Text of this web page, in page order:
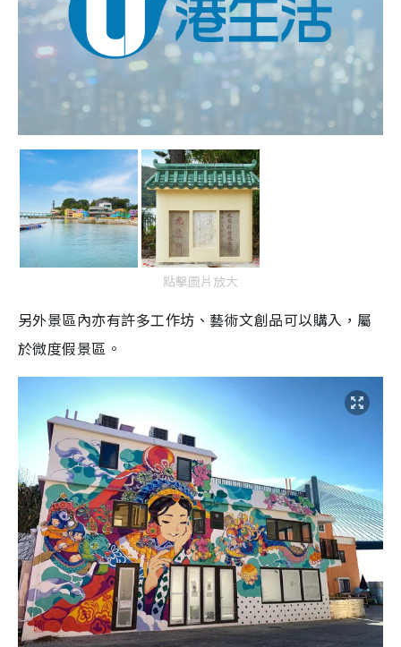
點擊圖片放大
另外景區內亦有許多工作坊、藝術文創品可以購入，屬
於微度假景區。